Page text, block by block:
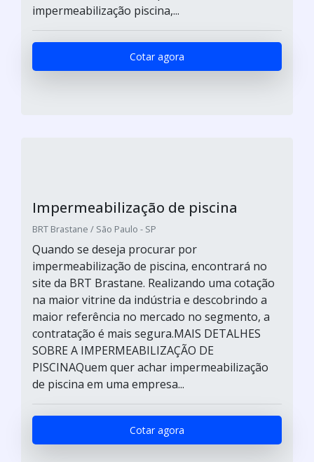
impermeabilização piscina,...
Cotar agora
Impermeabilização de piscina
BRT Brastane / São Paulo - SP
Quando se deseja procurar por
impermeabilização de piscina, encontrará no
site da BRT Brastane. Realizando uma cotação
na maior vitrine da indústria e descobrindo a
maior referência no mercado no segmento, a
contratação é mais segura.MAIS DETALHES
SOBRE A IMPERMEABILIZAÇÃO DE
PISCINAQuem quer achar impermeabilização
de piscina em uma empresa...
Cotar agora